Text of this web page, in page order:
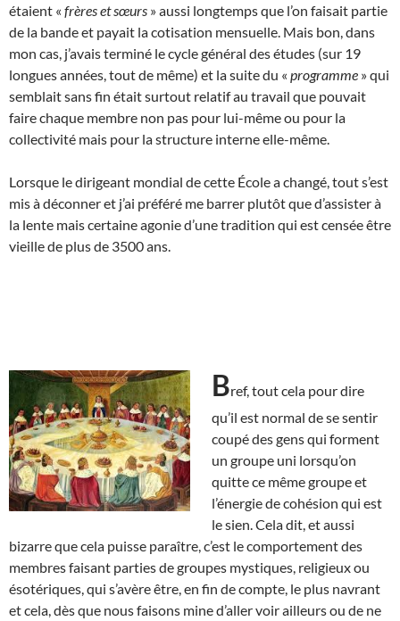
étaient « frères et sœurs » aussi longtemps que l’on faisait partie
de la bande et payait la cotisation mensuelle. Mais bon, dans
mon cas, j’avais terminé le cycle général des études (sur 19
longues années, tout de même) et la suite du « programme » qui
semblait sans fin était surtout relatif au travail que pouvait
faire chaque membre non pas pour lui-même ou pour la
collectivité mais pour la structure interne elle-même.
Lorsque le dirigeant mondial de cette École a changé, tout s’est
mis à déconner et j’ai préféré me barrer plutôt que d’assister à
la lente mais certaine agonie d’une tradition qui est censée être
vieille de plus de 3500 ans.
Bref, tout cela pour dire
qu’il est normal de se sentir
coupé des gens qui forment
un groupe uni lorsqu’on
quitte ce même groupe et
l’énergie de cohésion qui est
le sien. Cela dit, et aussi
bizarre que cela puisse paraître, c’est le comportement des
membres faisant parties de groupes mystiques, religieux ou
ésotériques, qui s’avère être, en fin de compte, le plus navrant
et cela, dès que nous faisons mine d’aller voir ailleurs ou de ne